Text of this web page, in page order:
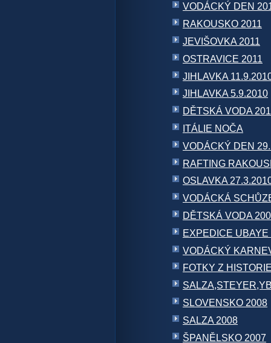
VODÁCKÝ DEN
RAKOUSKO 2011
JEVIŠOVKA 2011
OSTRAVICE 2011
JIHLAVKA
JIHLAVKA 5.9.2010
DĚTSKÁ VODA
ITÁLIE NOČA
VODÁCKÝ DEN
RAFTING
OSLAVKA
VODÁCKÁ
DĚTSKÁ VODA
EXPEDICE UBAYE
VODÁCKÝ
FOTKY Z
SLOVENSKO 2008
SALZA 2008
ŠPANĚLSKO 2007